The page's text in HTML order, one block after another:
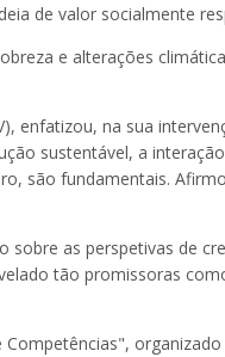
de valor socialmente
e alterações
enfatizou, na sua
sustentável, a
são fundamentais.
as perspetivas de
tão promissoras
organizado